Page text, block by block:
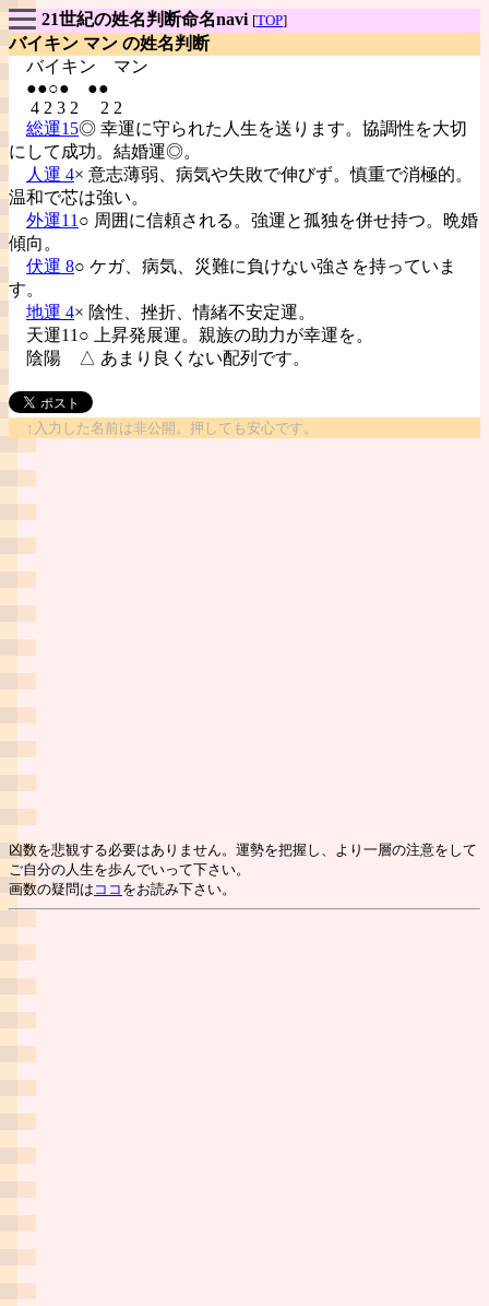
21世紀の姓名判断命名navi [TOP]
バイキン マン の姓名判断
バイキン マン
●●○● ●●
4 2 3 2 2 2
総運15◎ 幸運に守られた人生を送ります。協調性を大切
にして成功。結婚運◎。
人運 4× 意志薄弱、病気や失敗で伸びず。慎重で消極的。
温和で芯は強い。
外運11 ○ 周囲に信頼される。強運と孤独を併せ持つ。晩婚
傾向。
伏運 8○ ケガ、病気、災難に負けない強さを持っていま
す。
地運 4× 陰性、挫折、情緒不安定運。
天運11○ 上昇発展運。親族の助力が幸運を。
陰陽
△ あまり良くない配列です。
↑入力した名前は非公開。押しても安心です。
凶数を悲観する必要はありません。運勢を把握し、より一層の注意をして
ご自分の人生を歩んでいって下さい。
画数の疑問は ココ をお読み下さい。